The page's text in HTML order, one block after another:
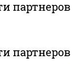
партнеров
партнеров